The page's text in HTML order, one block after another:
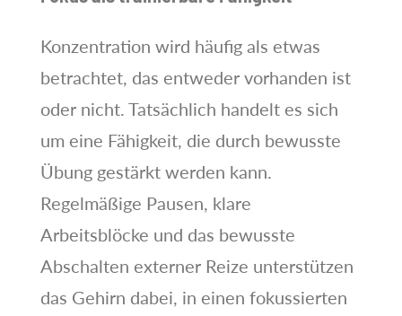
Konzentration wird häufig als etwas
betrachtet, das entweder vorhanden ist
oder nicht. Tatsächlich handelt es sich
um eine Fähigkeit, die durch bewusste
Übung gestärkt werden kann.
Regelmäßige Pausen, klare
Arbeitsblöcke und das bewusste
Abschalten externer Reize unterstützen
das Gehirn dabei, in einen fokussierten